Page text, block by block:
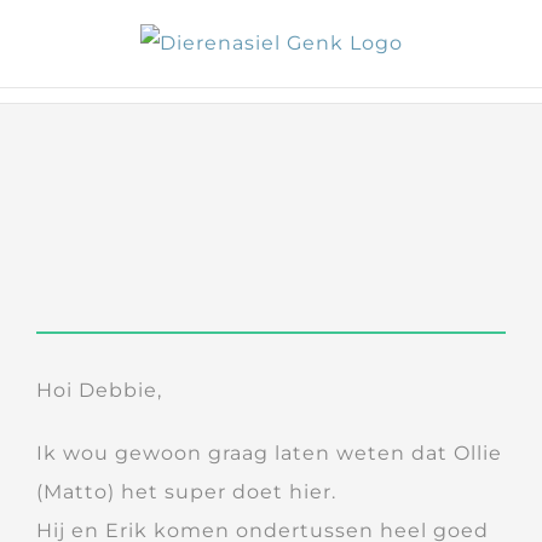
content
Hoi Debbie,
Ik wou gewoon graag laten weten dat Ollie
(Matto) het super doet hier.
Hij en Erik komen ondertussen heel goed